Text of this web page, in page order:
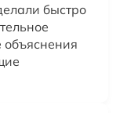
быстро